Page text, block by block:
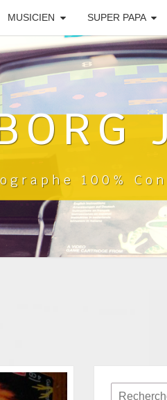
MUSICIEN SUPER PAPA
100%